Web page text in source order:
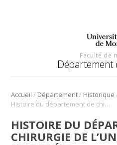
Faculté de
Département
Accueil / Département/ Historique
Histoire du département de chirurgie de l’université de Montréal
HISTOIRE DU
CHIRURGIE DE